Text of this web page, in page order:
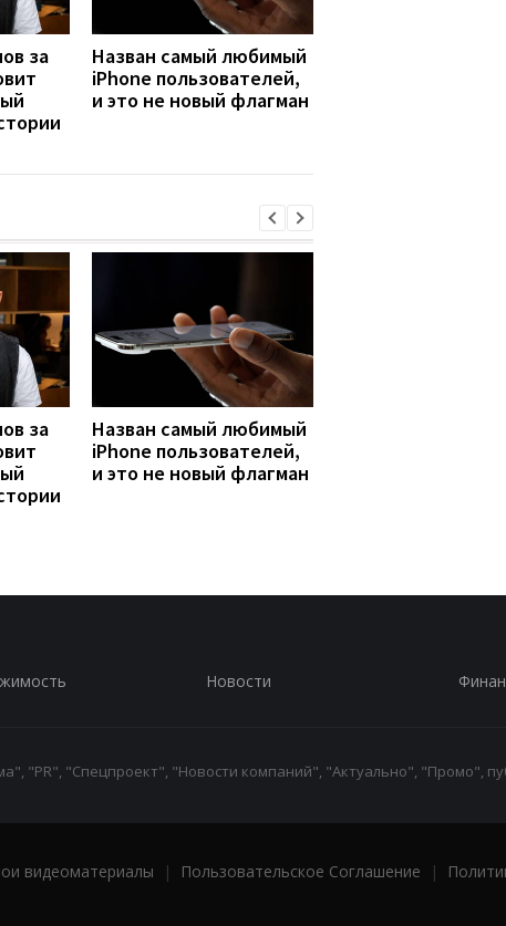
за
Назван самый любимый
iPhone пользователей,
и это не новый флагман
за
Назван самый любимый
iPhone пользователей,
и это не новый флагман
Новости
"PR", "Спецпроект", "Новости компаний", "Актуально", "Промо",
видеоматериалы | Пользовательское Соглашение |